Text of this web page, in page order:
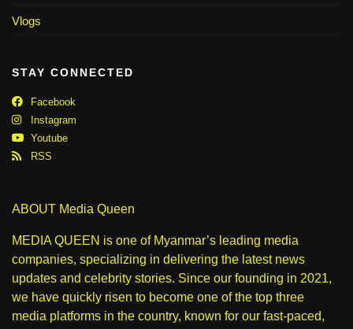
Vlogs
STAY CONNECTED
Facebook
Instagram
Youtube
RSS
ABOUT Media Queen
MEDIA QUEEN is one of Myanmar’s leading media
companies, specializing in delivering the latest news
updates and celebrity stories. Since our founding in 2021,
we have quickly risen to become one of the top three
media platforms in the country, known for our fast-paced,